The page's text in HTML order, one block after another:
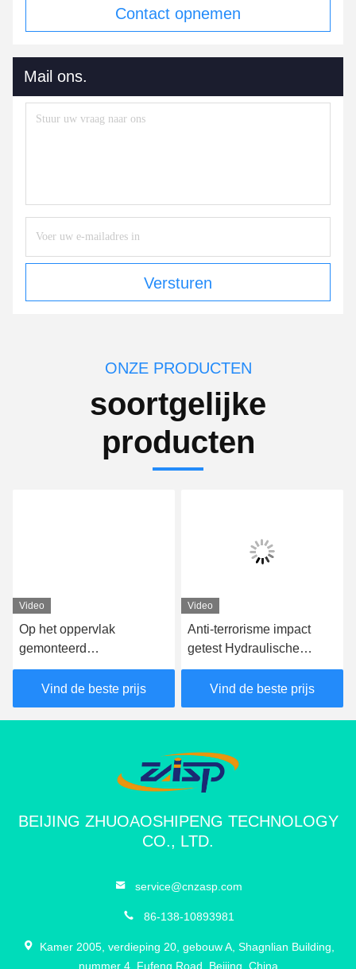
Contact opnemen
Mail ons.
Versturen
ONZE PRODUCTEN
soortgelijke
producten
Video
Op het oppervlak
gemonteerd
wegblokkeringssysteem
slagtest K12 wegblokker
voor omtrekbescherming
Vind de beste prijs
Video
Anti-terrorisme impact
getest Hydraulische
wegbarrière Voertuig
wegblokker
Vind de beste prijs
BEIJING ZHUOAOSHIPENG TECHNOLOGY
CO., LTD.
service@cnzasp.com
86-138-10893981
Kamer 2005, verdieping 20, gebouw A, Shagnlian Building,
nummer 4, Fufeng Road, Beijing, China
4:45 AM
Good day, what product are you looking for?